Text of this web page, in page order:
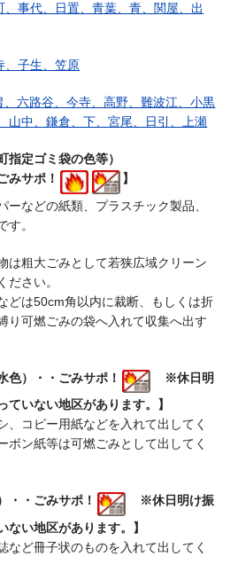
、事代、日置、青葉、青、関屋、出
、子生、笠原
、六路谷、今寺、高野、難波江、小黒
山中、鎌倉、下、宮尾、日引、上瀬
指定ゴミ袋の色等）
みサポ！
】
ーなどの紙類、プラスチック製品、
す。
は粗大ごみとして若狭広域クリーン
ださい。
どは50cm角以内に裁断、もしくは折
り可燃ごみの袋へ入れて収集へ出す
色）・・ごみサポ！
※休日明
ていない地区があります。】
、コピー用紙などを入れて出してく
ボン紙等は可燃ごみとして出してく
・・ごみサポ！
※休日明け振
ない地区があります。
】
など冊子状のものを入れて出してく